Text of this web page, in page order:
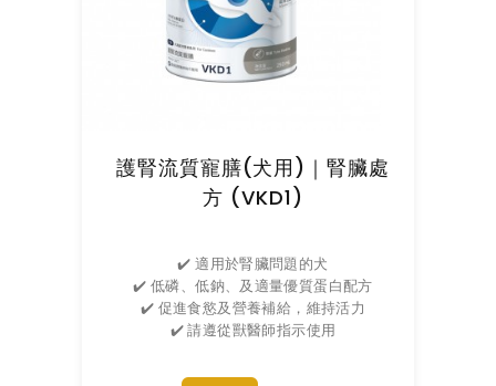
護腎流質寵膳(犬用)｜腎臟處
方 (VKD1)
✔️ 適用於腎臟問題的犬
✔️ 低磷、低鈉、及適量優質蛋白配方
✔️ 促進食慾及營養補給，維持活力
✔️ 請遵從獸醫師指示使用